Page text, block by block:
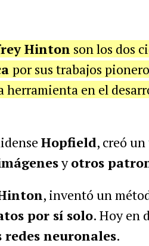
Hinton son los dos
por sus trabajos
herramienta en el
Hopfield, creó
yotros
, inventó un
por sí solo. Hoy en
redes neuronales.